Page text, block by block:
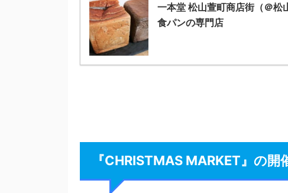
一本堂 松山萱町商店街（＠松
食パンの専門店
『CHRISTMAS MARKET』の開